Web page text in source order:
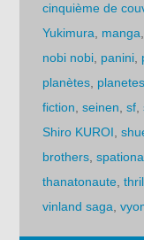
cinquième de
Yukimura
manga
nobi nobi panini
planètes
fiction ,seinen ,sf ,
Shiro KUROI ,
brothers ,
thanatonaute ,
vinland saga ,